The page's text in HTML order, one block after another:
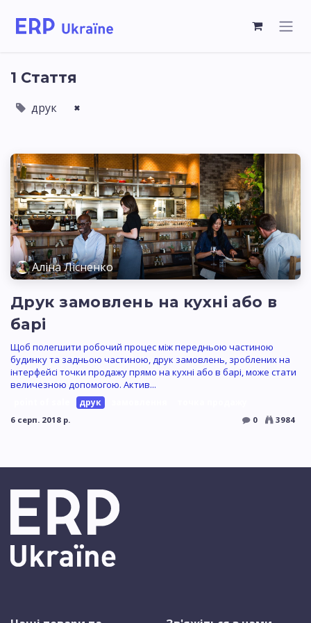
1 Стаття
друк ×
Аліна Лісненко
Друк замовлень на кухні або в
барі
Щоб полегшити робочий процес між передньою частиною
будинку та задньою частиною, друк замовлень, зроблених на
інтерфейсі точки продажу прямо на кухні або в барі, може стати
величезною допомогою. Актив...
друк
6 серп. 2018 р. 0 3984